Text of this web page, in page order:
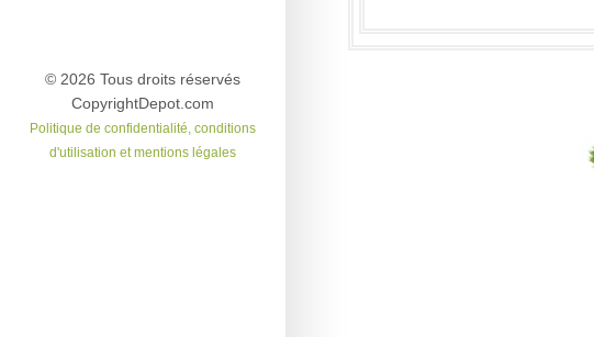
© 2026 Tous droits réservés
CopyrightDepot.com
Politique de confidentialité, conditions
d'utilisation et mentions légales